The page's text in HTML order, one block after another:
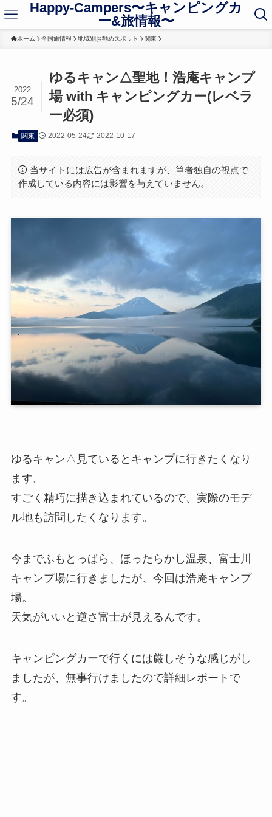
Happy-Campers〜キャンピングカ
ー&旅情報〜
ホーム 全国旅情報 地域別お勧めスポット 関東
ゆるキャン△聖地！浩庵キャンプ
場 with キャンピングカー(レベラ
ー必須)
2022
5/24
関東 2022-05-24 2022-10-17
当サイトには広告が含まれますが、筆者独自の視点で
作成している内容には影響を与えていません。
ゆるキャン△見ているとキャンプに行きたくなり
ます。
すごく精巧に描き込まれているので、実際のモデ
ル地も訪問したくなります。
今までふもとっぱら、ほったらかし温泉、富士川
キャンプ場に行きましたが、今回は浩庵キャンプ
場。
天気がいいと逆さ富士が見えるんです。
キャンピングカーで行くには厳しそうな感じがし
ましたが、無事行けましたので詳細レポートで
す。